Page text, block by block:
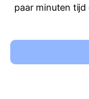
paar minuten